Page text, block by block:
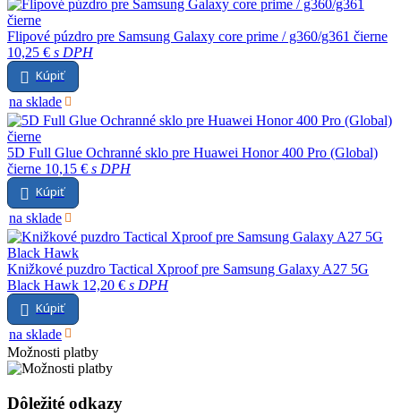
Flipové púzdro pre Samsung Galaxy core prime / g360/g361 čierne
10,25 € s DPH
Kúpiť
na sklade
5D Full Glue Ochranné sklo pre Huawei Honor 400 Pro (Global)
čierne 10,15 € s DPH
Kúpiť
na sklade
Knižkové puzdro Tactical Xproof pre Samsung Galaxy A27 5G
Black Hawk 12,20 € s DPH
Kúpiť
na sklade
Možnosti platby
Dôležité odkazy